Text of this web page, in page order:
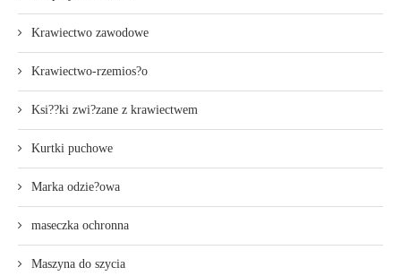
Krawiectwo zawodowe
Krawiectwo-rzemios?o
Ksi??ki zwi?zane z krawiectwem
Kurtki puchowe
Marka odzie?owa
maseczka ochronna
Maszyna do szycia